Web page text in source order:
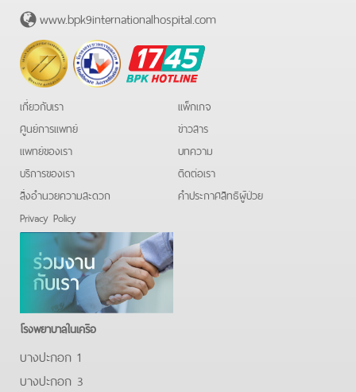
www.bpk9internationalhospital.com
BPK
Hotline
เกี่ยวกับเรา
ศูนย์การแพทย์
แพทย์ของเรา
บริการของเรา
สิ่งอำนวยความสะดวก
Privacy Policy
แพ็กเกจ
ข่าวสาร
บทความ
ติดต่อเรา
คําประกาศสิทธิผู้ป่วย
โรงพยาบาลในเครือ
บางปะกอก 1
บางปะกอก 3